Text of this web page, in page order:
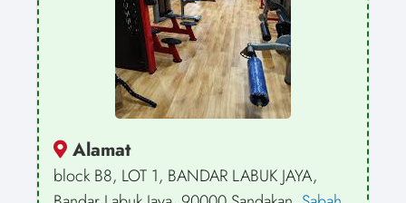
Alamat
block B8, LOT 1, BANDAR LABUK JAYA,